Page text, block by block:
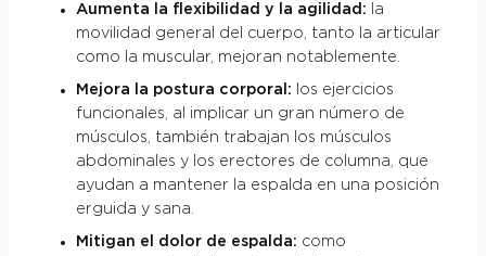
Aumenta la flexibilidad y la agilidad: la
movilidad general del cuerpo, tanto la articular
como la muscular, mejoran notablemente.
Mejora la postura corporal: los ejercicios
funcionales, al implicar un gran número de
músculos, también trabajan los músculos
abdominales y los erectores de columna, que
ayudan a mantener la espalda en una posición
erguida y sana.
Mitigan el dolor de espalda: como